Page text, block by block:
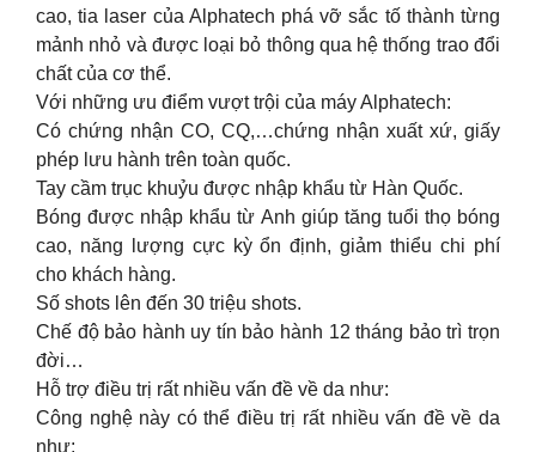
cao, tia laser của Alphatech phá vỡ sắc tố thành từng
mảnh nhỏ và được loại bỏ thông qua hệ thống trao đổi
chất của cơ thể.
Với những ưu điểm vượt trội của máy Alphatech:
Có chứng nhận CO, CQ,…chứng nhận xuất xứ, giấy
phép lưu hành trên toàn quốc.
Tay cầm trục khuỷu được nhập khẩu từ Hàn Quốc.
Bóng được nhập khẩu từ Anh giúp tăng tuổi thọ bóng
cao, năng lượng cực kỳ ổn định, giảm thiểu chi phí
cho khách hàng.
Số shots lên đến 30 triệu shots.
Chế độ bảo hành uy tín bảo hành 12 tháng bảo trì trọn
đời…
Hỗ trợ điều trị rất nhiều vấn đề về da như:
Công nghệ này có thể điều trị rất nhiều vấn đề về da
như: